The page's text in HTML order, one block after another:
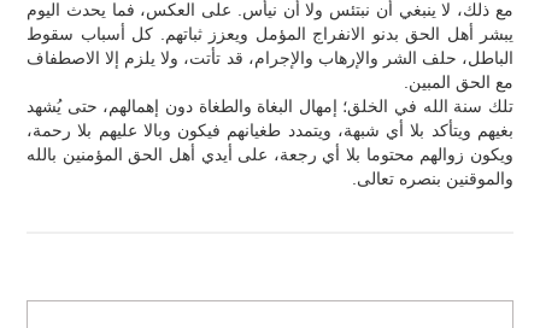
مع ذلك، لا ينبغي أن نبتئس ولا أن نيأس. على العكس، فما يحدث اليوم
يبشر أهل الحق بدنو الانفراج المؤمل ويعزز ثباتهم. كل أسباب سقوط
الباطل، حلف الشر والإرهاب والإجرام، قد تأتت، ولا يلزم إلا الاصطفاف
مع الحق المبين.
تلك سنة الله في الخلق؛ إمهال البغاة والطغاة دون إهمالهم، حتى يُشهد
بغيهم ويتأكد بلا أي شبهة، ويتمدد طغيانهم فيكون وبالا عليهم بلا رحمة،
ويكون زوالهم محتوما بلا أي رجعة، على أيدي أهل الحق المؤمنين بالله
والموقنين بنصره تعالى.